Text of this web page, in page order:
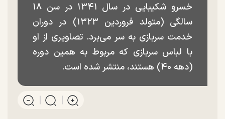
خسرو شکیبایی در سال ۱۳۴۱ در سن ۱۸
سالگی (متولد فروردین ۱۳۲۳) در دوران
خدمت سربازی به سر می‌برد. تصاویری از او
با لباس سربازی که مربوط به همین دوره
(دهه ۴۰) هستند، منتشر شده است.